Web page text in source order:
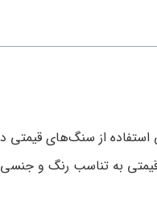
استفاده از سنگ‌های
به تناسب رنگ و جنسی